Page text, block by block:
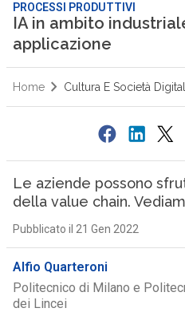
PROCESSI PRODUTTIVI
IA in ambito
applicazione
Home Cultura E Società
Le aziende possono
della value chain.
Pubblicato il 21 Gen 2022
Alfio Quarteroni
Politecnico di Milano e
dei Lincei